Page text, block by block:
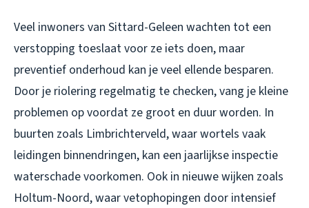
Veel inwoners van Sittard-Geleen wachten tot een
verstopping toeslaat voor ze iets doen, maar
preventief onderhoud kan je veel ellende besparen.
Door je riolering regelmatig te checken, vang je kleine
problemen op voordat ze groot en duur worden. In
buurten zoals Limbrichterveld, waar wortels vaak
leidingen binnendringen, kan een jaarlijkse inspectie
waterschade voorkomen. Ook in nieuwe wijken zoals
Holtum-Noord, waar vetophopingen door intensief